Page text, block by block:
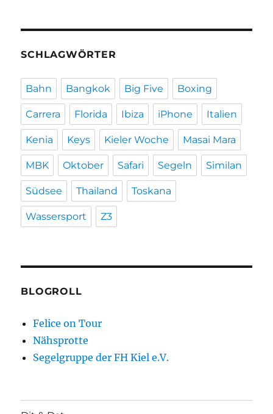
SCHLAGWÖRTER
Bahn Bangkok Big Five Boxing
Carrera Florida Ibiza iPhone Italien
Kenia Keys Kieler Woche Masai Mara
MBK Oktober Safari Segeln Similan
Südsee Thailand Toskana
Wassersport Z3
BLOGROLL
Felice on Tour
Nähsprotte
Segelgruppe der FH Kiel e.V.